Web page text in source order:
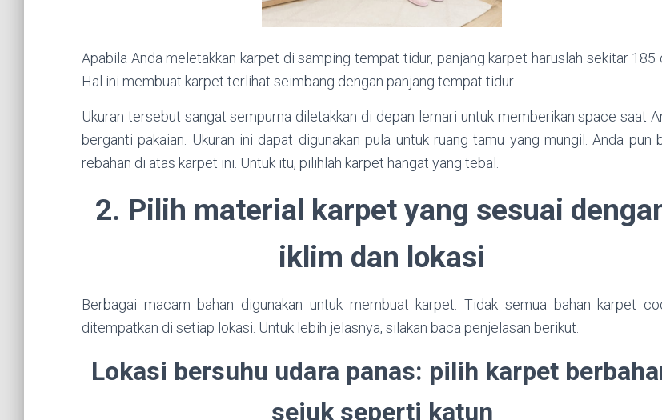
Apabila Anda meletakkan karpet di samping tempat tidur, panjang karpet haruslah sekitar 185
Hal ini membuat karpet terlihat seimbang dengan panjang tempat tidur.
Ukuran tersebut sangat sempurna diletakkan di depan lemari untuk memberikan space saat
berganti pakaian. Ukuran ini dapat digunakan pula untuk ruang tamu yang mungil. Anda pun
rebahan di atas karpet ini. Untuk itu, pilihlah karpet hangat yang tebal.
2. Pilih material karpet yang sesuai
iklim dan lokasi
Berbagai macam bahan digunakan untuk membuat karpet. Tidak semua bahan karpet
ditempatkan di setiap lokasi. Untuk lebih jelasnya, silakan baca penjelasan berikut.
Lokasi bersuhu udara panas: pilih karpet
sejuk seperti katun